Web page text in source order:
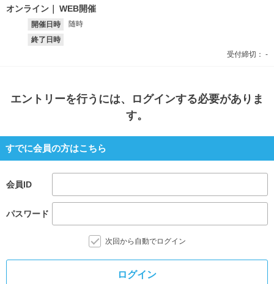
オンライン WEB開催
開催日時
随時
終了日時
受付締切： -
エントリーを行うには、ログインする必要がありま
す。
すでに会員の方はこちら
会員ID
パスワード
次回から自動でログイン
ログイン